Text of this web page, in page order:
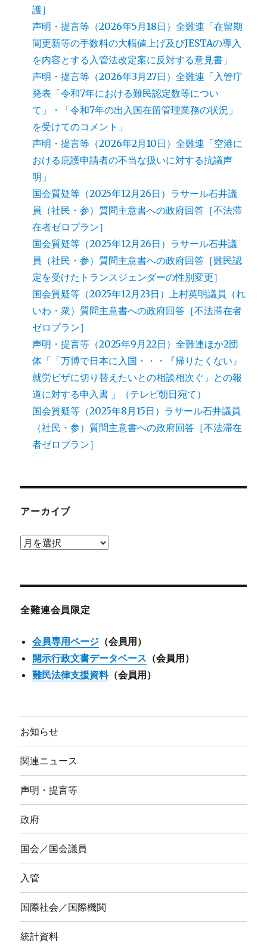
護］
声明・提言等（2026年5月18日）全難連「在留期
間更新等の手数料の大幅値上げ及びJESTAの導入
を内容とする入管法改定案に反対する意見書」
声明・提言等（2026年3月27日）全難連「入管庁
発表「令和7年における難民認定数等につい
て」・「令和7年の出入国在留管理業務の状況」
を受けてのコメント」
声明・提言等（2026年2月10日）全難連「空港に
おける庇護申請者の不当な扱いに対する抗議声
明」
国会質疑等（2025年12月26日）ラサール石井議
員（社民・参）質問主意書への政府回答［不法滞
在者ゼロプラン］
国会質疑等（2025年12月26日）ラサール石井議
員（社民・参）質問主意書への政府回答［難民認
定を受けたトランスジェンダーの性別変更］
国会質疑等（2025年12月23日）上村英明議員（れ
いわ・衆）質問主意書への政府回答［不法滞在者
ゼロプラン］
声明・提言等（2025年9月22日）全難連ほか2団
体「「万博で日本に入国・・・『帰りたくない』
就労ビザに切り替えたいとの相談相次ぐ」との報
道に対する申入書 」（テレビ朝日宛て）
国会質疑等（2025年8月15日）ラサール石井議員
（社民・参）質問主意書への政府回答［不法滞在
者ゼロプラン］
アーカイブ
ア
ブ
全難連会員限定
会員専用ページ （会員用）
開示行政文書データベース （会員用）
難民法律支援資料（会員用）
お知らせ
関連ニュース
声明・提言等
政府
国会／国会議員
入管
国際社会／国際機関
統計資料